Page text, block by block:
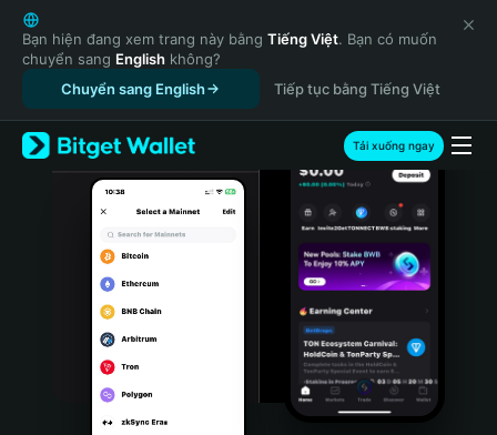
English
日本語
Tiếng Việt
Русский
Español (Latinoamérica)
Türkçe
Italiano
Português (Portugal)
Bahasa Indonesia
Bạn hiện đang xem trang này bằng Tiếng Việt. Bạn có muốn
chuyển sang English không?
Chuyển sang English
Tiếp tục bằng Tiếng Việt
Tải xuống ngay